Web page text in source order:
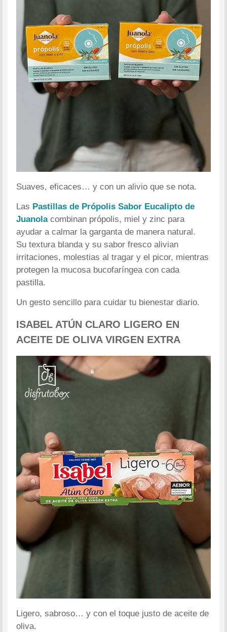
Suaves, eficaces… y con un alivio que se nota.
Las Pastillas de Própolis Sabor Eucalipto de
Juanolacombinan própolis, miel y zinc para
ayudar a calmar la garganta de manera natural.
Su textura blanda y su sabor fresco alivian
irritaciones, molestias al tragar y el picor, mientras
protegen la mucosa bucofaríngea con cada
pastilla.
Un gesto sencillo para cuidar tu bienestar diario.
ISABEL ATÚN CLARO LIGERO EN
ACEITE DE OLIVA VIRGEN EXTRA
Ligero, sabroso… y con el toque justo de aceite de
oliva.